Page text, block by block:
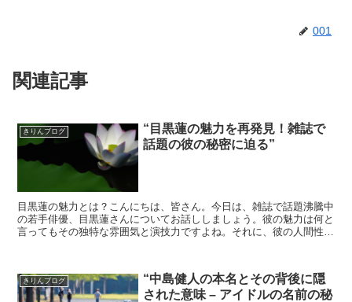
001
関連記事
きりんブログ
“目黒蓮の魅力を再発見！雑誌で
話題の彼の秘密に迫る”
目黒蓮の魅力とは？こんにちは、皆さん。今日は、雑誌で話題沸騰中
の若手俳優、目黒蓮さんについてお話ししましょう。彼の魅力は何と
言ってもその独特な雰囲気と演技力ですよね。それに、彼の人間性も
きりんブログ
“中島健人の本名とその背後に隠
された意味 – アイドルの名前の秘